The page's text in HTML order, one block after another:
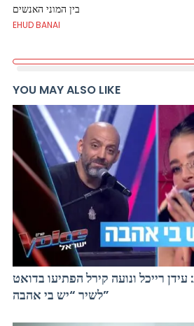
בין המוני האנשים
EHUD BANAI
YOU MAY ALSO LIKE
רייכל ונועה קירל הפתיעו בדואט
לשיר “יש בי אהבה”